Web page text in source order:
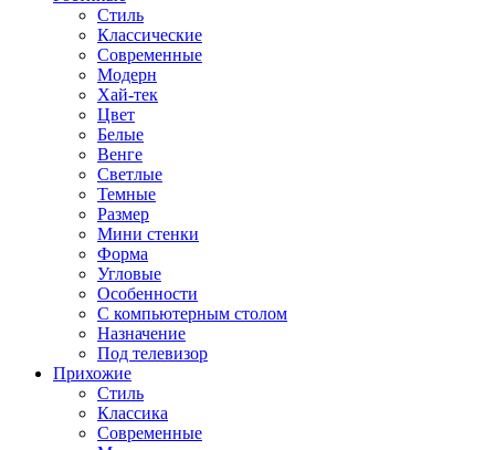
Стиль
Классические
Современные
Модерн
Хай-тек
Цвет
Белые
Венге
Светлые
Темные
Размер
Мини стенки
Форма
Угловые
Особенности
С компьютерным столом
Назначение
Под телевизор
Прихожие
Стиль
Классика
Современные